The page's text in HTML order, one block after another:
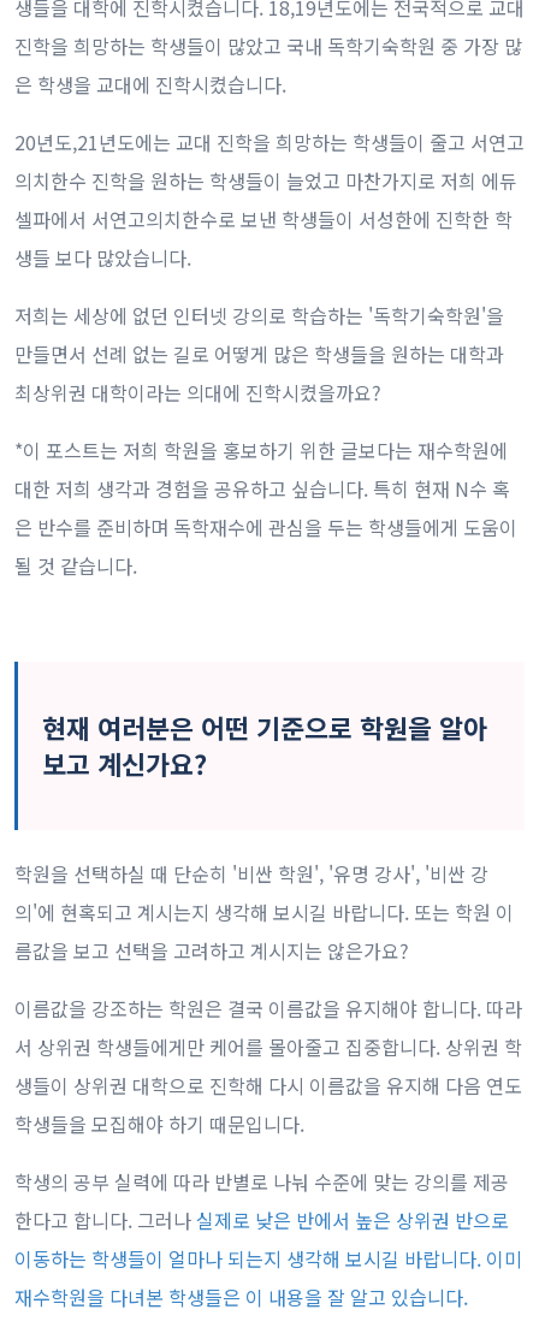
생들을 대학에 진학시켰습니다. 18,19년도에는 전국적으로 교대
진학을 희망하는 학생들이 많았고 국내 독학기숙학원 중 가장 많
은 학생을 교대에 진학시켰습니다.
20년도,21년도에는 교대 진학을 희망하는 학생들이 줄고 서연고
의치한수 진학을 원하는 학생들이 늘었고 마찬가지로 저희 에듀
셀파에서 서연고의치한수로 보낸 학생들이 서성한에 진학한 학
생들 보다 많았습니다.
저희는 세상에 없던 인터넷 강의로 학습하는 '독학기숙학원'을
만들면서 선례 없는 길로 어떻게 많은 학생들을 원하는 대학과
최상위권 대학이라는 의대에 진학시켰을까요?
*이 포스트는 저희 학원을 홍보하기 위한 글보다는 재수학원에
대한 저희 생각과 경험을 공유하고 싶습니다. 특히 현재 N수 혹
은 반수를 준비하며 독학재수에 관심을 두는 학생들에게 도움이
될 것 같습니다.
현재 여러분은 어떤 기준으로 학원을 알아
보고 계신가요?
학원을 선택하실 때 단순히 '비싼 학원', '유명 강사', '비싼 강
의'에 현혹되고 계시는지 생각해 보시길 바랍니다. 또는 학원 이
름값을 보고 선택을 고려하고 계시지는 않은가요?
이름값을 강조하는 학원은 결국 이름값을 유지해야 합니다. 따라
서 상위권 학생들에게만 케어를 몰아줄고 집중합니다. 상위권 학
생들이 상위권 대학으로 진학해 다시 이름값을 유지해 다음 연도
학생들을 모집해야 하기 때문입니다.
학생의 공부 실력에 따라 반별로 나눠 수준에 맞는 강의를 제공
한다고 합니다. 그러나실제로 낮은 반에서 높은 상위권 반으로
이동하는 학생들이 얼마나 되는지 생각해 보시길 바랍니다. 이미
재수학원을 다녀본 학생들은 이 내용을 잘 알고 있습니다.